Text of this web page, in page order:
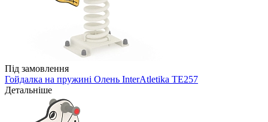
Під замовлення
Гойдалка на пружині Олень InterAtletika TE257
Детальніше